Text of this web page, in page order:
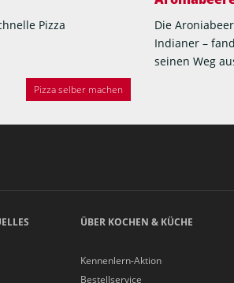
Pizza
Pizza selber machen
Die
Indianer –
seinen Weg
ÜBER KOCHEN & KÜCHE
Kennenlern-Aktion
Bestellservice